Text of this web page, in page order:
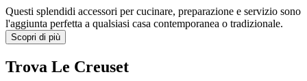
Questi splendidi accessori per cucinare, preparazione e servizio sono
l'aggiunta perfetta a qualsiasi casa contemporanea o tradizionale.
Scopri di più
Trova Le Creuset